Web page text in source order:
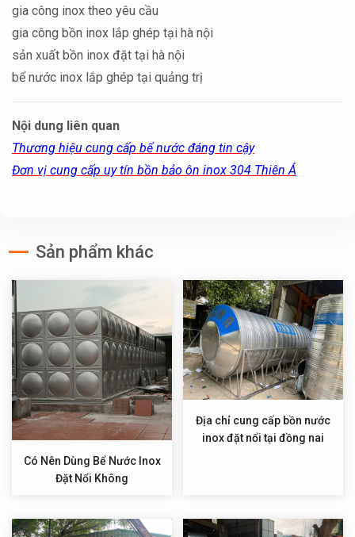
gia công inox theo yêu cầu
gia công bồn inox lắp ghép tại hà nội
sản xuất bồn inox đặt tại hà nội
bể nước inox lắp ghép tại quảng trị
Nội dung liên quan
Thương hiệu cung cấp bể nước đáng tin cậy
Đơn vị cung cấp uy tín bồn bảo ôn inox 304 Thiên Á
Sản phẩm khác
Có Nên Dùng Bể Nước Inox
Đặt Nổi Không
Địa chỉ cung cấp bồn nước
inox đặt nổi tại đồng nai